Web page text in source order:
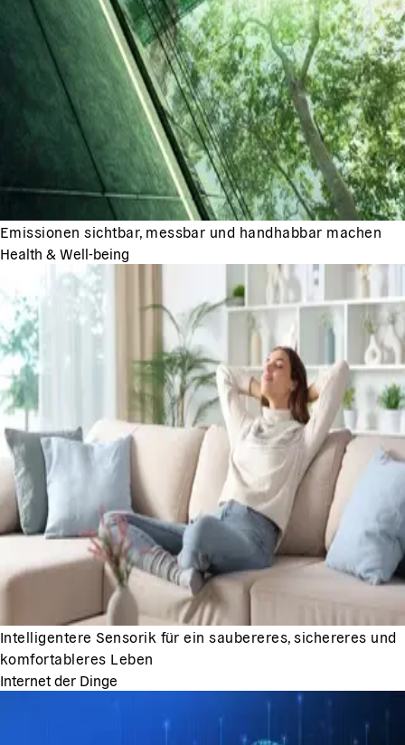
Emissionen sichtbar, messbar und handhabbar machen
Health & Well-being
Intelligentere Sensorik für ein saubereres, sichereres und
komfortableres Leben
Internet der Dinge